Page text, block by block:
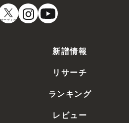
オーディオ
新譜情報
リサーチ
ランキング
レビュー